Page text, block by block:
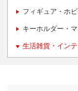
フィギュア・ホ
キーホルダー・
生活雑貨・イン